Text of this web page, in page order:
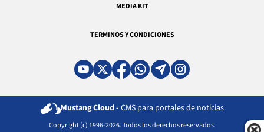
MEDIA KIT
TERMINOS Y CONDICIONES
Mustang Cloud - CMS para portales de noticias
Copyright (c) 1996-2026. Todos los derechos reservados.